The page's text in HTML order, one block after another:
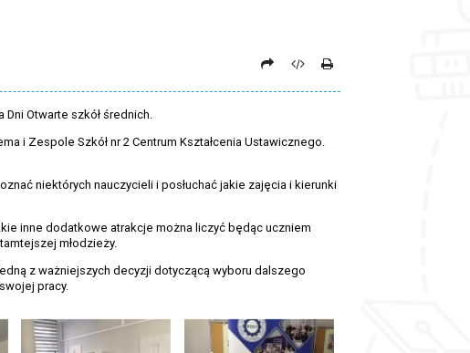
Otwarte szkół średnich.
i Zespole Szkół nr 2 Centrum Kształcenia Ustawicznego.
niektórych nauczycieli i posłuchać jakie zajęcia i kierunki
inne dodatkowe atrakcje można liczyć będąc uczniem
młodzieży.
z ważniejszych decyzji dotyczącą wyboru dalszego
pracy.